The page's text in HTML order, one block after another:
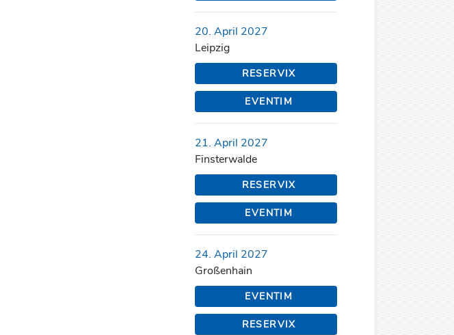
20. April 2027
Leipzig
RESERVIX
EVENTIM
21. April 2027
Finsterwalde
RESERVIX
EVENTIM
24. April 2027
Großenhain
EVENTIM
RESERVIX